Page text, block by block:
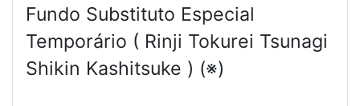
Fundo Substituto Especial
Temporário ( Rinji Tokurei Tsunagi
Shikin Kashitsuke ) (※)